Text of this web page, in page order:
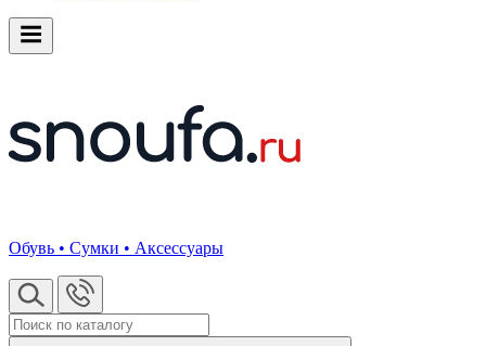
Обувь • Сумки • Аксессуары